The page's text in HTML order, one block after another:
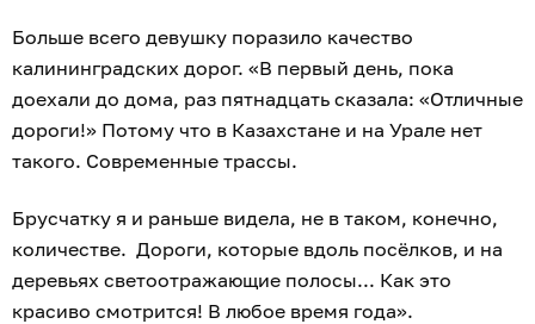
Больше всего девушку поразило качество
калининградских дорог. «В первый день, пока
доехали до дома, раз пятнадцать сказала: «Отличные
дороги!» Потому что в Казахстане и на Урале нет
такого. Современные трассы.
Брусчатку я и раньше видела, не в таком, конечно,
количестве. Дороги, которые вдоль посёлков, и на
деревьях светоотражающие полосы... Как это
красиво смотрится! В любое время года».